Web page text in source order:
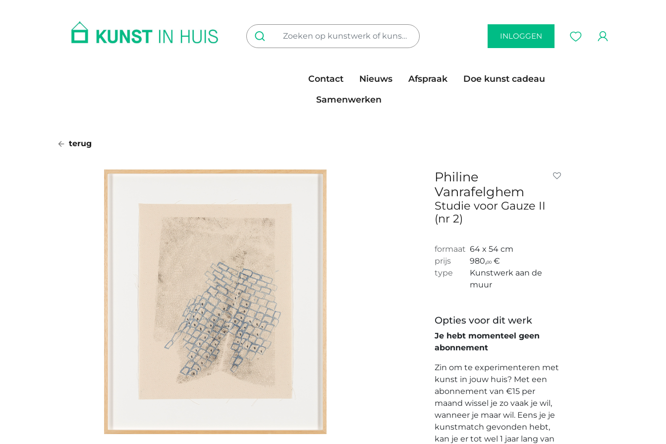
INLOGGEN
Contact Nieuws Afspraak
Doe kunst cadeau
Samenwerken
terug
Philine
Vanrafelghem
Studie voor Gauze II
(nr 2)
formaat 64 x 54 cm
prijs
980,00 €
type
Kunstwerk aan de
muur
Opties voor dit werk
Je hebt momenteel geen
abonnement
Zin om te experimenteren met
kunst in jouw huis? Met een
abonnement van €15 per
maand wissel je zo vaak je wil,
wanneer je maar wil. Eens je je
kunstmatch gevonden hebt,
kan je er tot wel 1 jaar lang van